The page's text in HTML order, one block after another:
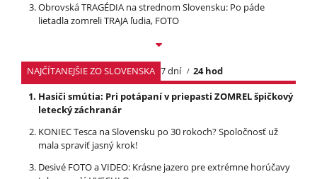
Obrovská TRAGÉDIA na strednom Slovensku: Po páde
lietadla zomreli TRAJA ľudia, FOTO
NAJČÍTANEJŠIE ZO SLOVENSKA 7 dní
24 hod
Hasiči smútia: Pri potápaní v priepasti ZOMREL špičkový
letecký záchranár
KONIEC Tesca na Slovensku po 30 rokoch? Spoločnosť už
mala spraviť jasný krok!
Desivé FOTO a VIDEO: Krásne jazero pre extrémne horúčavy